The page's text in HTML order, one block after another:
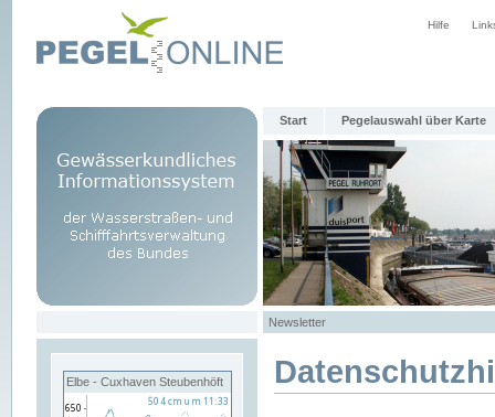
Hilfe
Start Pegelauswahl über Karte
Newsletter
Elbe - Cuxhaven Steubenhöft